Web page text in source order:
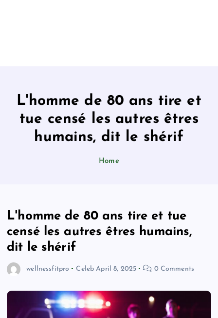
L'homme de 80 ans tire et
tue censé les autres êtres
humains, dit le shérif
Home
L'homme de 80 ans tire et tue
censé les autres êtres humains,
dit le shérif
wellnessfitpro Celeb April 8, 2025 0 Comments